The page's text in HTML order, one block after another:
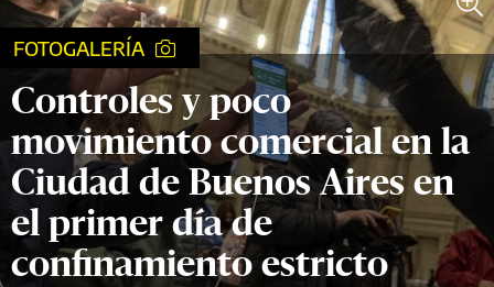
FOTOGALERÍA
Controles y poco
movimiento comercial en la
Ciudad de Buenos Aires en
el primer día de
confinamiento estricto